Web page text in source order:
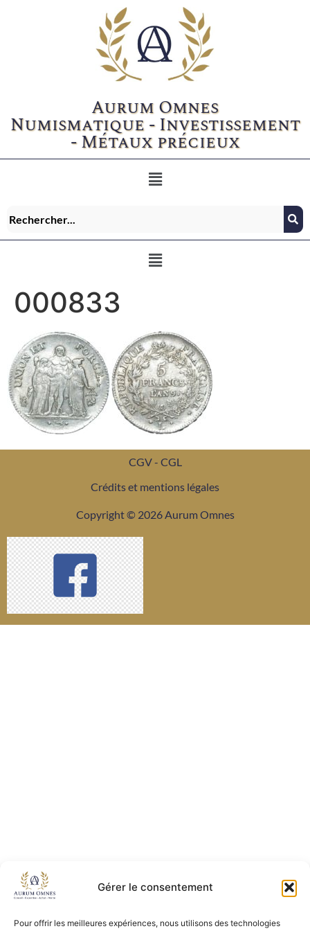
Gérer le consentement
Pour offrir les meilleures expériences, nous utilisons des technologies
Aurum Omnes
Numismatique - Investissement
- Métaux précieux
000833
CGV - CGL
Crédits et mentions légales
Copyright © 2026 Aurum Omnes